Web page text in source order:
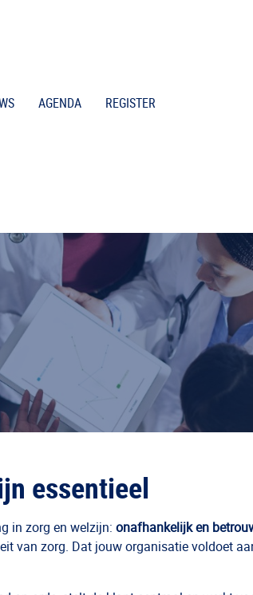
AGENDA REGISTER
essentieel
in zorg en welzijn: onafhankelijk en
van zorg. Dat jouw organisatie voldoet